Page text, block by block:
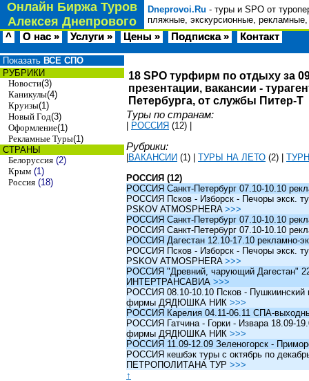
Онлайн Биржа Туров
Алексея Днепрового
Dneprovoi.Ru - туры и SPO от
пляжные, экскурсионные,
^ О нас » Услуги » Цены » Подписка » Контакт
Показать ВСЕ СПО
РУБРИКИ
Новости(3)
Каникулы(4)
Круизы(1)
Новый Год(3)
Оформление(1)
Рекламные Туры(1)
СТРАНЫ
Белоруссия (2)
Крым (1)
Россия (18)
18 SPO турфирм по отдыху за
презентации, вакансии -
Петербурга, от службы Питер-Т
Туры по странам:
РОССИЯ (12)
Рубрики:
ВАКАНСИИ (1) ТУРЫ НА ЛЕТО (2)
РОССИЯ (12)
РОССИЯ Санкт-Петербург 07.10-10.10
РОССИЯ Псков - Изборск - Печоры экск.
PSKOV ATMOSPHERA >>>
РОССИЯ Санкт-Петербург 07.10-10.10
РОССИЯ Санкт-Петербург 07.10-10.10
РОССИЯ Дагестан 12.10-17.10 рекламно-
РОССИЯ Псков - Изборск - Печоры экск.
PSKOV ATMOSPHERA >>>
РОССИЯ "Древний, чарующий Дагестан"
ИНТЕРТРАНСАВИА >>>
РОССИЯ 08.10-10.10 Псков - Пушкиинский
фирмы ДЯДЮШКА НИК >>>
РОССИЯ Карелия 04.11-06.11 СПА-
РОССИЯ Гатчина - Горки - Извара 18.09-
фирмы ДЯДЮШКА НИК >>>
РОССИЯ 11.09-12.09 Зеленогорск -
РОССИЯ кешбэк туры c октябрь по
ПЕТРОПОЛИТАНА ТУР >>>
↑